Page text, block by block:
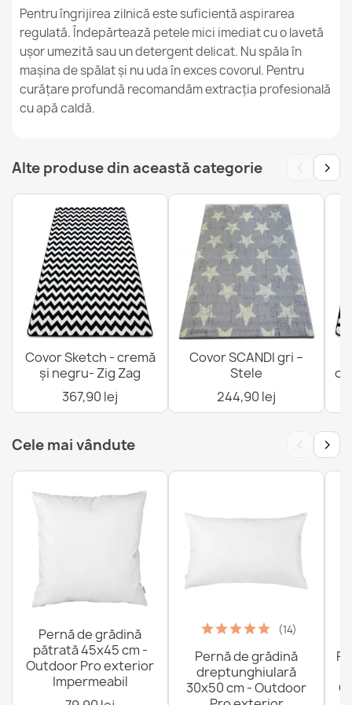
Covor ETON PLUS bej rotund
128,90 lej
Covor ALLURE 1964 Geometric
221,90 lej
Covor ETON PLUS rotund
72,90 lej
Pentru îngrijirea zilnică este suficientă aspirarea
regulată. Îndepărtează petele mici imediat cu o lavetă
ușor umezită sau un detergent delicat. Nu spăla în
mașina de spălat și nu uda în exces covorul. Pentru
curățare profundă recomandăm extracția profesională
cu apă caldă.
Alte produse din această categorie ‹ ›
Covor Sketch - cremă
și negru- Zig Zag
367,90 lej
Covor SCANDI gri –
Stele
244,90 lej
Cele mai vândute ‹ ›
Pernă de grădină
pătrată 45x45 cm -
Outdoor Pro exterior
Impermeabil
(14)
Pernă de grădină
dreptunghiulară
30x50 cm - Outdoor